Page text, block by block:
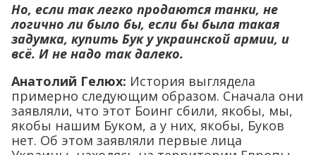
Но, если так легко продаются танки, не
логично ли было бы, если бы была такая
задумка, купить Бук у украинской армии, и
всё. И не надо так далеко.
Анатолий Гелюх: История выглядела
примерно следующим образом. Сначала они
заявляли, что этот Боинг сбили, якобы, мы,
якобы нашим Буком, а у них, якобы, Буков
нет. Об этом заявляли первые лица